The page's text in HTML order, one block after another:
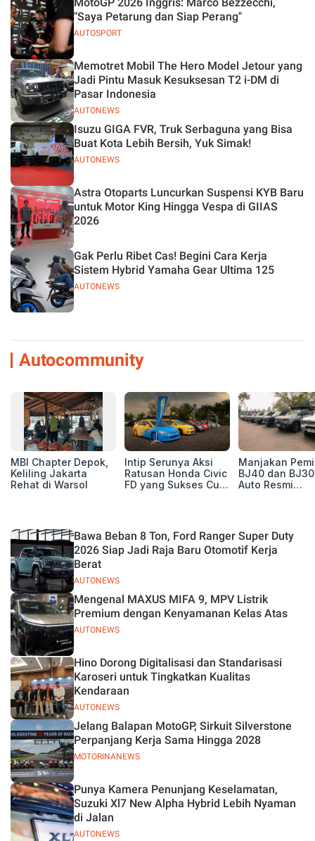
AUTOSPORT
"Saya Petarung dan Siap Perang"
AUTONEWS
Memotret Mobil The Hero Model Jetour yang
Jadi Pintu Masuk Kesuksesan T2 i-DM di
Pasar Indonesia
AUTONEWS
Isuzu GIGA FVR, Truk Serbaguna yang Bisa
Buat Kota Lebih Bersih, Yuk Simak!
Astra Otoparts Luncurkan Suspensi KYB Baru
untuk Motor King Hingga Vespa di GIIAS
2026
AUTONEWS
Gak Perlu Ribet Cas! Begini Cara Kerja
Sistem Hybrid Yamaha Gear Ultima 125
Autocommunity
MBI Chapter Depok,
Keliling Jakarta
Rehat di Warsol
Intip Serunya Aksi
Ratusan Honda Civic
FD yang Sukses Curi
Manjakan
BJ40 dan
Auto Resmi
AUTONEWS
Bawa Beban 8 Ton, Ford Ranger Super Duty
2026 Siap Jadi Raja Baru Otomotif Kerja
Berat
AUTONEWS
Mengenal MAXUS MIFA 9, MPV Listrik
Premium dengan Kenyamanan Kelas Atas
AUTONEWS
Hino Dorong Digitalisasi dan Standarisasi
Karoseri untuk Tingkatkan Kualitas
Kendaraan
MOTORINANEWS
Jelang Balapan MotoGP, Sirkuit Silverstone
Perpanjang Kerja Sama Hingga 2028
AUTONEWS
Punya Kamera Penunjang Keselamatan,
Suzuki Xl7 New Alpha Hybrid Lebih Nyaman
di Jalan